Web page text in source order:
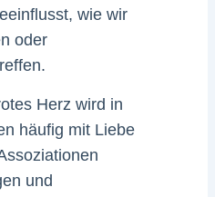
wie wir
oder
Herz wird in
häufig mit Liebe
und